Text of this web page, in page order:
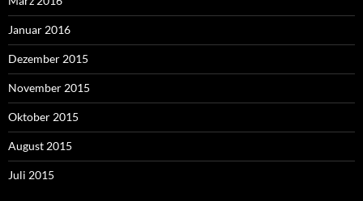
Januar 2016
Dezember 2015
November 2015
Oktober 2015
August 2015
Juli 2015